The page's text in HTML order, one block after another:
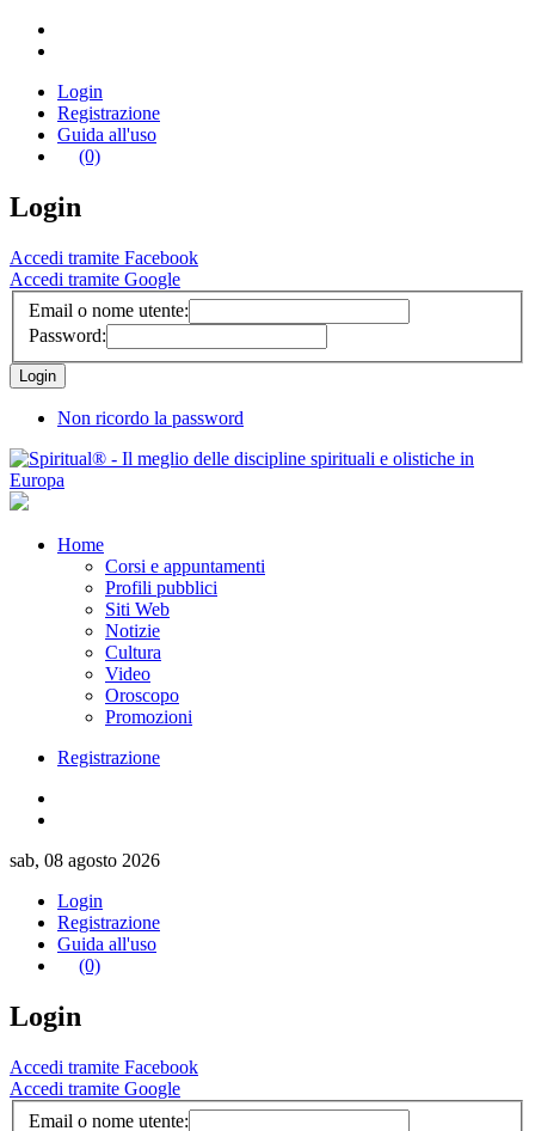
Login
Registrazione
Guida all'uso
(0)
Login
Accedi tramite Facebook
Accedi tramite Google
Email o nome utente:
Password:
Non ricordo la password
Home
Corsi e appuntamenti
Profili pubblici
Siti Web
Notizie
Cultura
Video
Oroscopo
Promozioni
Registrazione
sab, 08 agosto 2026
Login
Registrazione
Guida all'uso
(0)
Login
Accedi tramite Facebook
Accedi tramite Google
Email o nome utente: